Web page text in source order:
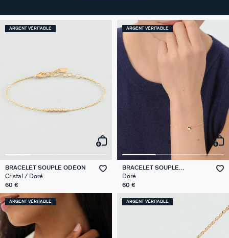
ARGENT VÉRITABLE
BRACELET SOUPLE ODÉON
Cristal / Doré
60 €
ARGENT VÉRITABLE
BRACELET SOUPLE
MONTMARTRE
Doré
60 €
ARGENT VÉRITABLE ARGENT VÉRITABLE